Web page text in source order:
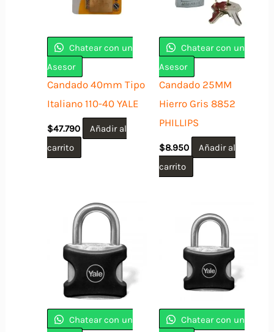
Chatear con un
Asesor
Candado 40mm Tipo
Italiano 110-40 YALE
$47.790
Añadir al
carrito
Chatear con un
Asesor
Candado 25MM
Hierro Gris 8852
PHILLIPS
$8.950
Añadir al
carrito
Chatear con un
Chatear con un